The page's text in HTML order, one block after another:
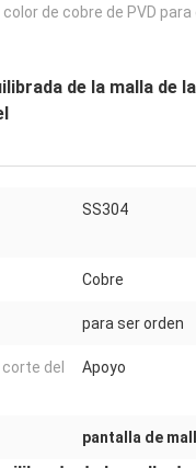
de cobre de PVD para
de la malla de
SS304
Cobre
para ser orden
del
Apoyo
pantalla de